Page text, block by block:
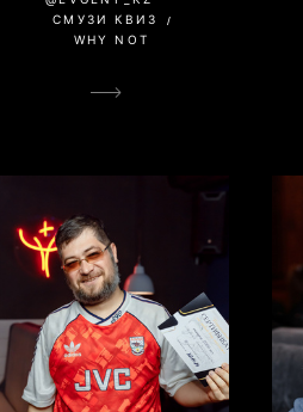
СМУЗИ КВИЗ
WHY NOT